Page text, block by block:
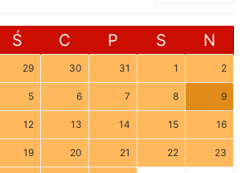
Ś C P S N
29 30 31 1 2
5 6 7 8 9
12 13 14 15 16
19 20 21 22 23